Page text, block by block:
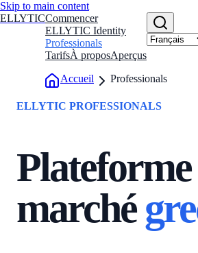
Skip to main content
ELLYTICCommencer
ELLYTIC Identity
Professionals
TarifsÀ proposAperçus
Accueil
Professionals
ELLYTIC PROFESSIONALS
Plateforme
marché